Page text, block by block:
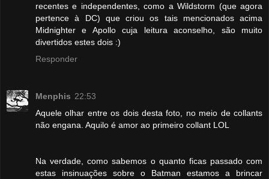
recentes e independentes, como a Wildstorm (que agora
pertence à DC) que criou os tais mencionados acima
Midnighter e Apollo cuja leitura aconselho, são muito
divertidos estes dois :)
Responder
Menphis 22:53
Aquele olhar entre os dois desta foto, no meio de collants
não engana. Aquilo é amor ao primeiro collant LOL
Na verdade, como sabemos o quanto ficas passado com
estas insinuações sobre o Batman estamos a brincar